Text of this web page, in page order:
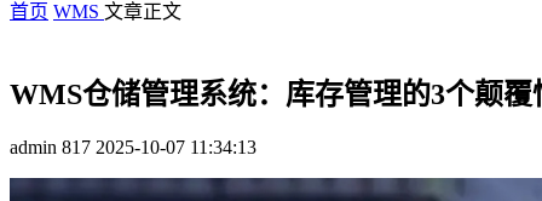
首页 WMS 文章正文
WMS仓储管理系统：库存管理的3个颠覆
admin 817 2025-10-07 11:34:13